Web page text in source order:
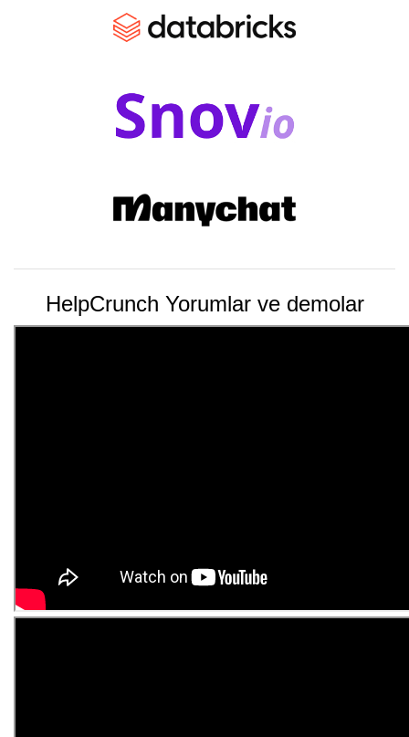
HelpCrunch Yorumlar ve demolar